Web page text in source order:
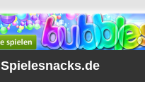
Spielesnacks.de